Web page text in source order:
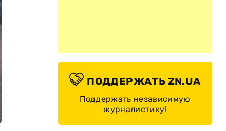
ПОДДЕРЖАТЬ ZN.UA
Поддержать независимую
журналистику!